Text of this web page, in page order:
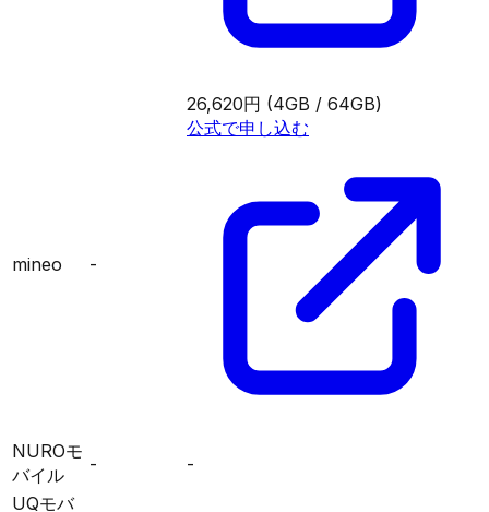
mineo -
26,620円 (4GB / 64GB)
公式で申し込む
NUROモ
バイル
-
-
UQモバ